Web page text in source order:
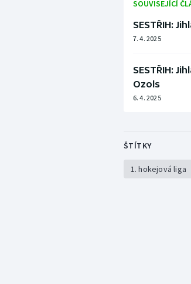
SOUVISEJÍCÍ
SESTŘIH:
7. 4. 2025
SESTŘIH:
Ozols
6. 4. 2025
ŠTÍTKY
1. hokejová liga